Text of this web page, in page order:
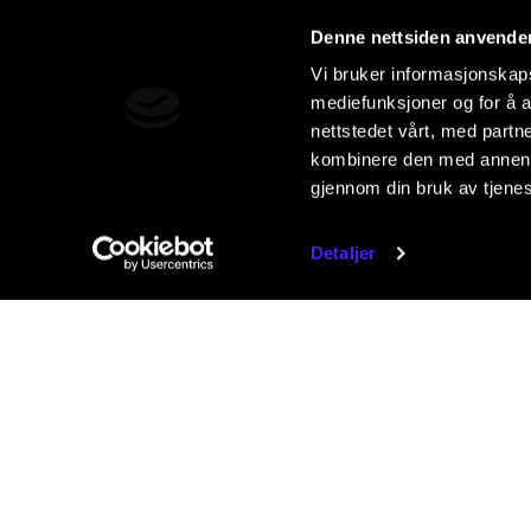
Denne nettsiden
Vi bruker
mediefunksjoner og for å
nettstedet vårt, med
kombinere den med
gjennom din bruk av
Detaljer